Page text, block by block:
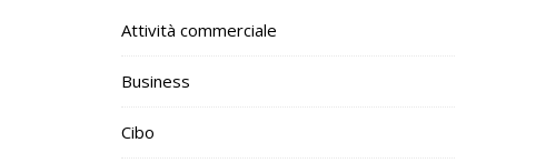
Attività commerciale
Business
Cibo